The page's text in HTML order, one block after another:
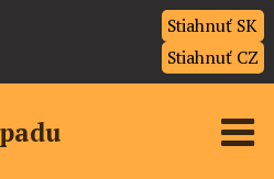
Stiahnuť SK
Stiahnuť CZ